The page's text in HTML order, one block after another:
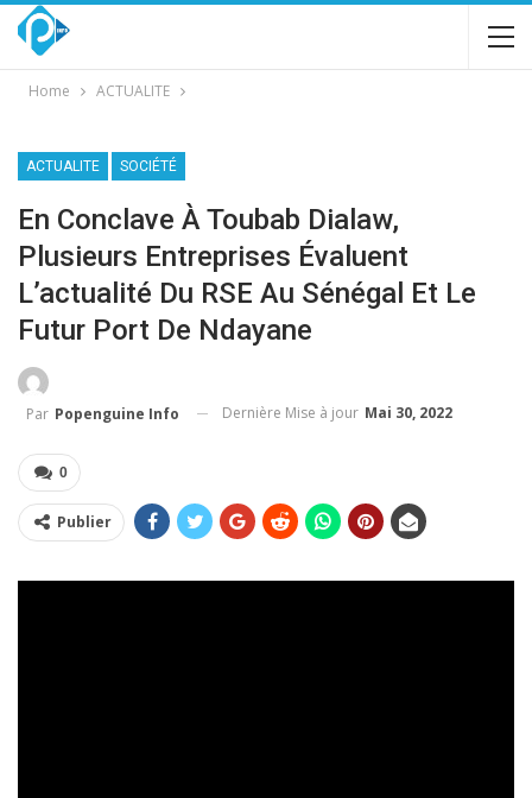
Home ACTUALITE
ACTUALITE SOCIÉTÉ
En Conclave À Toubab Dialaw,
Plusieurs Entreprises Évaluent
L’actualité Du RSE Au Sénégal Et Le
Futur Port De Ndayane
Par Popenguine Info Dernière Mise à jour Mai 30, 2022
0
Publier